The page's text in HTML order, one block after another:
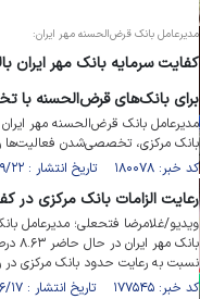
مدیرعامل بانک قرض‌الحسنه مهر ایران:
کفایت سرمایه بانک مهر ایران
برای بانک‌های قرض‌الحسنه
مدیرعامل بانک قرض‌الحسنه مهر ایران
بانک مرکزی، تخصصی‌شدن فعالیت‌ها
کد خبر: ۱۸۰۰۷۸ تاریخ انتشار : ۱۴۰۴/۰۹/۲۲
رعایت الزامات بانک مرکزی در
ویدیو/غلامرضا فتحعلی؛ مدیرعامل
نسبت به رعایت حدود بانک مرکزی در
کد خبر: ۱۷۷۵۴۵ تاریخ انتشار : ۱۴۰۴/۰۶/۱۷